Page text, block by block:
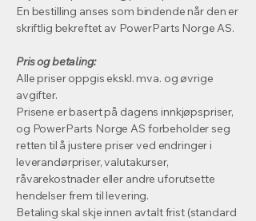
En bestilling anses som bindende når den er
skriftlig bekreftet av PowerParts Norge AS.
Pris og betaling:
Alle priser oppgis ekskl. mva. og øvrige
avgifter.
Prisene er basert på dagens innkjøpspriser,
og PowerParts Norge AS forbeholder seg
retten til å justere priser ved endringer i
leverandørpriser, valutakurser,
råvarekostnader eller andre uforutsette
hendelser frem til levering.
Betaling skal skje innen avtalt frist (standard